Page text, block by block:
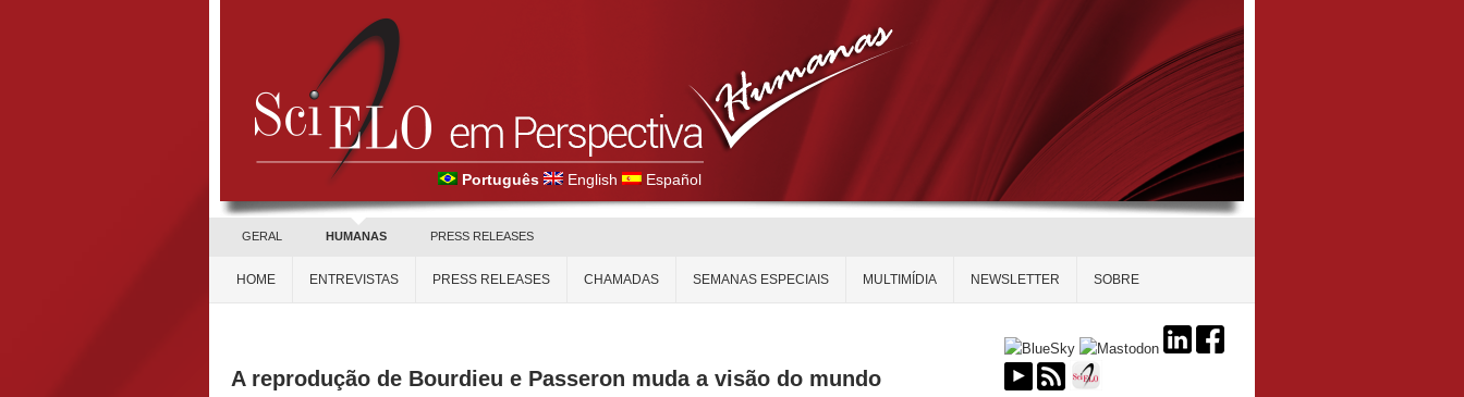
Português English Español
GERAL HUMANAS PRESS RELEASES
HOME ENTREVISTAS PRESS RELEASES CHAMADAS SEMANAS ESPECIAIS MULTIMÍDIA NEWSLETTER SOBRE
A reprodução de Bourdieu e Passeron muda a visão do mundo